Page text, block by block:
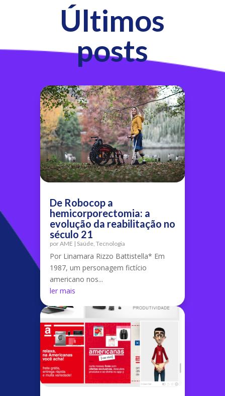
Últimos
posts
De Robocop a
hemicorporectomia: a
evolução da reabilitação no
século 21
porAME | Saúde Tecnologia
Por Linamara Rizzo Battistella* Em
1987, um personagem fictício
americano nos...
ler mais